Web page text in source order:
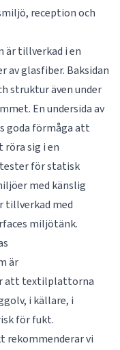
reception och
är tillverkad i en
glasfiber. Baksidan
struktur även under
En undersida av
goda förmåga att
sig i en
för statisk
med känslig
tillverkad med
miljötänk.
är
att textilplattorna
i källare, i
för fukt.
rekommenderar vi